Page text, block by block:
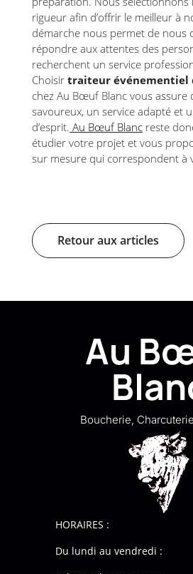
rigueur afin d’offrir le meilleur à
démarche nous permet de nous
répondre aux attentes des
recherchent un service
Choisir traiteur événementiel
chez Au Bœuf Blanc vous assure
savoureux, un service adapté et
d’esprit. Au Bœuf Blancreste
étudier votre projet et vous
sur mesure qui correspondent à
Retour aux articles
Au
Boucherie,
HORAIRES :
Du lundi au vendredi :